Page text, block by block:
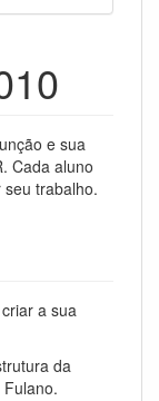
e sua
Cada aluno
trabalho.
a sua
da